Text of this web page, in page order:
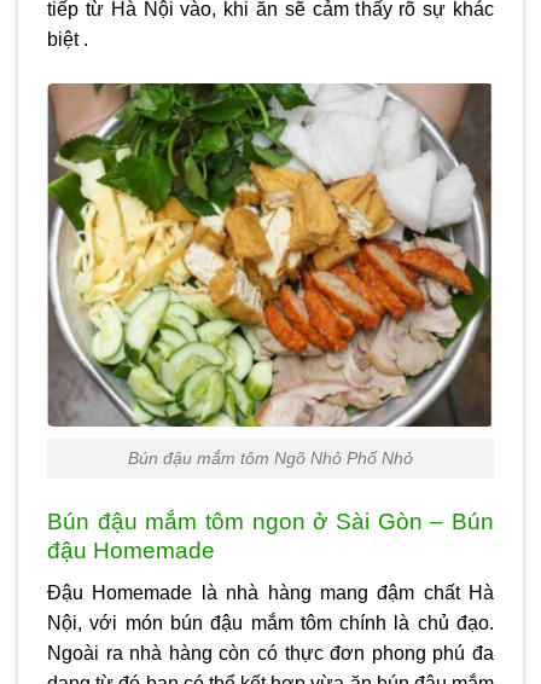
tiếp từ Hà Nội vào, khi ăn sẽ cảm thấy rõ sự khác
biệt .
Bún đậu mắm tôm Ngõ Nhỏ Phố Nhỏ
Bún đậu mắm tôm ngon ở Sài Gòn – Bún
đậu Homemade
Đậu Homemade là nhà hàng mang đậm chất Hà
Nội, với món bún đậu mắm tôm chính là chủ đạo.
Ngoài ra nhà hàng còn có thực đơn phong phú đa